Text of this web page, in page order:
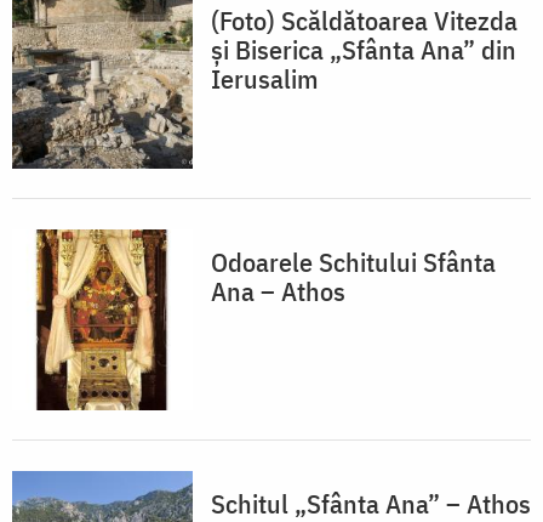
(Foto) Scăldătoarea Vitezda
și Biserica „Sfânta Ana” din
Ierusalim
Odoarele Schitului Sfânta
Ana – Athos
Schitul „Sfânta Ana” – Athos